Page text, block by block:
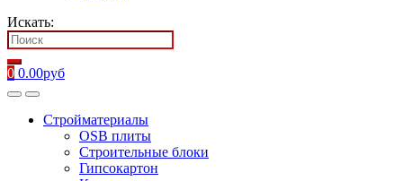
Искать:
0 0.00руб
Стройматериалы
OSB плиты
Строительные блоки
Гипсокартон